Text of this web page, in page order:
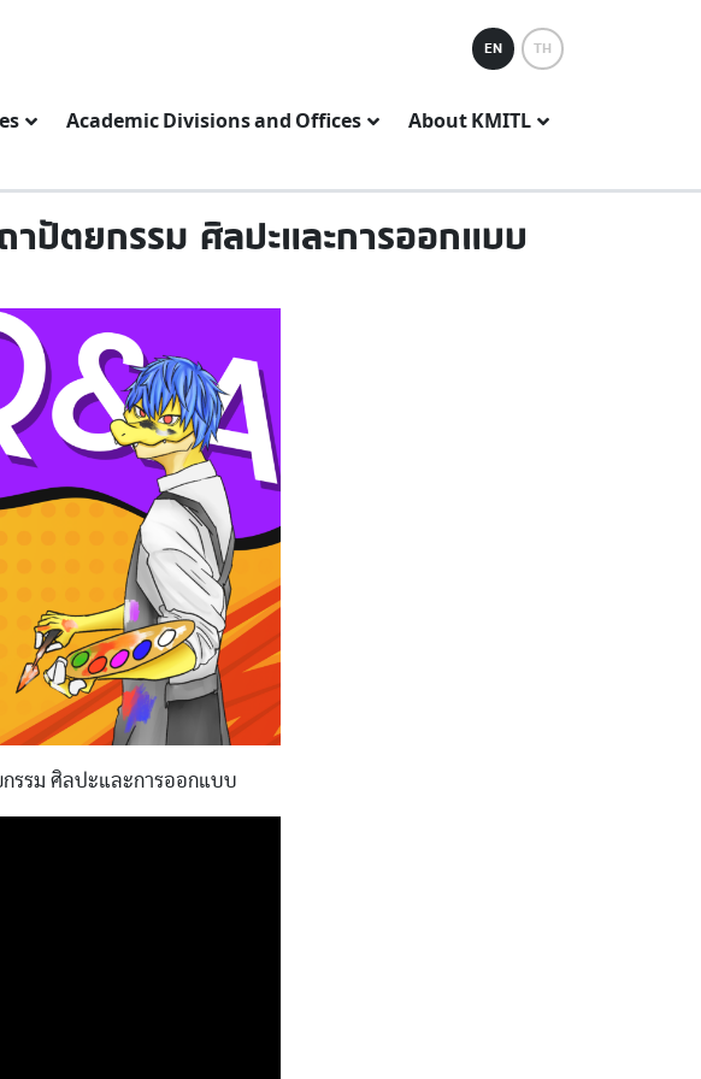
EN TH
Academic Divisions and Offices
About KMITL
ปัตยกรรม ศิลปะและการออกแบบ
รรม ศิลปะและการออกแบบ